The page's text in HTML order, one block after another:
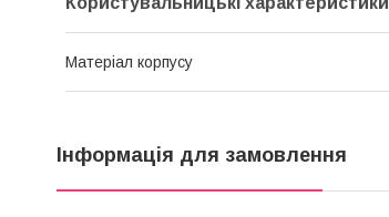
Матеріал корпусу
Інформація для замовлення